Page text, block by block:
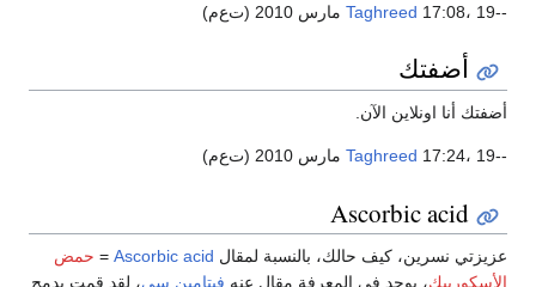
--
Taghreed 17:08، 19 مارس 2010 (ت‌ع‌م)
أضفتك
أضفتك أنا اونلاين الآن.
--
Taghreed 17:24، 19 مارس 2010 (ت‌ع‌م)
Ascorbic acid
عزيزتي نسرين، كيف حالك، بالنسبة لمقال Ascorbic acid
= حمض
الأسكوربيك، يوجد في المعرفة مقال عنه فيتامين سي، لقد قمت بدمج